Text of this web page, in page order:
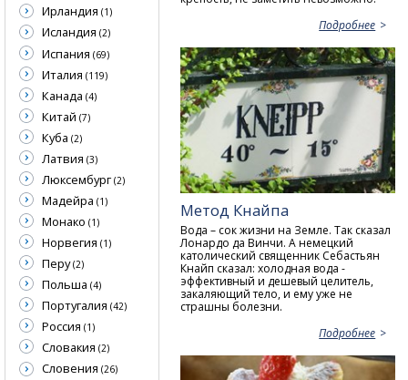
Подробнее
Метод Кнайпа
Вода – сок жизни на Земле. Так сказал
Лонардо да Винчи. А немецкий
католический священник Себастьян
Кнайп сказал: холодная вода -
эффективный и дешевый целитель,
закаляющий тело, и ему уже не
страшны болезни.
Подробнее
Ирландия (1)
Исландия (2)
Испания (69)
Италия (119)
Канада (4)
Китай (7)
Куба (2)
Латвия (3)
Люксембург(2)
Мадейра (1)
Монако (1)
Норвегия (1)
Перу(2)
Польша (4)
Португалия (42)
Россия (1)
Словакия (2)
Словения (26)